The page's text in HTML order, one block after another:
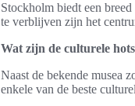
Stockholm biedt een
te verblijven zijn het
Wat zijn de culturele
Naast de bekende musea
enkele van de beste